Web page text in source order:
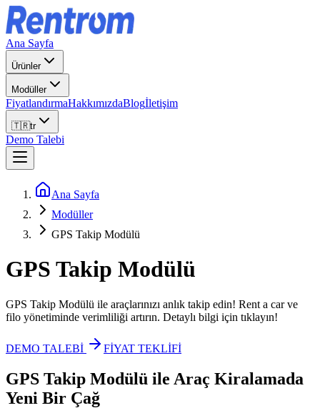
Ana Sayfa
Ürünler
Modüller
FiyatlandırmaHakkımızdaBlogİletişim
🇹🇷tr
Demo Talebi
Ana Sayfa
Modüller
GPS Takip Modülü
GPS Takip Modülü
GPS Takip Modülü ile araçlarınızı anlık takip edin! Rent a car ve
filo yönetiminde verimliliği artırın. Detaylı bilgi için tıklayın!
DEMO TALEBİ FİYAT TEKLİFİ
GPS Takip Modülü ile Araç Kiralamada
Yeni Bir Çağ